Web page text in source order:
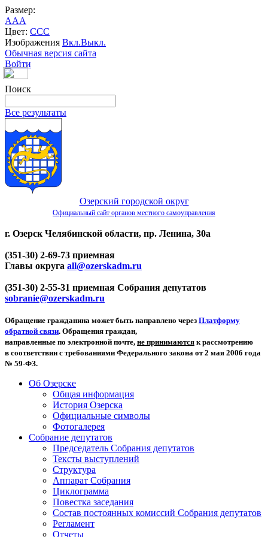
Размер:
AAA
Цвет: CCC
Изображения Вкл.Выкл.
Обычная версия сайта
Войти
Поиск
Все результаты
Озерский городской округ
Официальный сайт органов местного самоуправления
г. Озерск Челябинской области, пр. Ленина, 30а
(351-30) 2-69-73 приемная
Главы округа all@ozerskadm.ru
(351-30) 2-55-31 приемная Собрания депутатов
sobranie@ozerskadm.ru
Обращение гражданина может быть направлено через Платформу
обратной связи. Обращения граждан,
направленные по электронной почте, не принимаются к рассмотрению
в соответствии с требованиями Федерального закона от 2 мая 2006 года
№ 59-ФЗ.
Об Озерске
Общая информация
История Озерска
Официальные символы
Фотогалерея
Собрание депутатов
Председатель Собрания депутатов
Тексты выступлений
Структура
Аппарат Собрания
Циклограмма
Повестка заседания
Состав постоянных комиссий Собрания депутатов
Регламент
Отчеты